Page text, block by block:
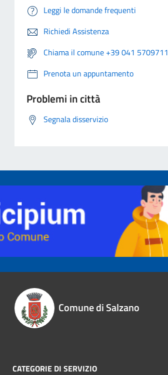
Leggi le domande frequenti
Richiedi Assistenza
Chiama il comune +39 041 5709711
Prenota un appuntamento
Problemi in città
Segnala disservizio
Comune di Salzano
CATEGORIE DI SERVIZIO